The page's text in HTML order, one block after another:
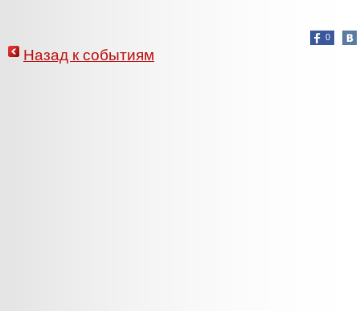
0
Назад к событиям